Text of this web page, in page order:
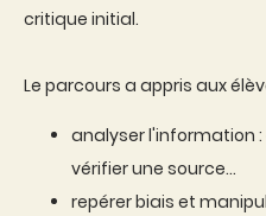
critique initial.
Le parcours a appris aux
analyser l'information
vérifier une source...
repérer biais et